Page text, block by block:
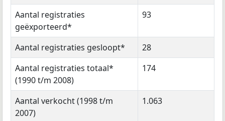
Aantal registraties
geëxporteerd*
93
Aantal registraties gesloopt*
28
Aantal registraties totaal*
(1990 t/m 2008)
174
Aantal verkocht (1998 t/m
2007)
1.063